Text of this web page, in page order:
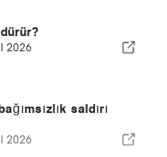
2026
saldırı
2026